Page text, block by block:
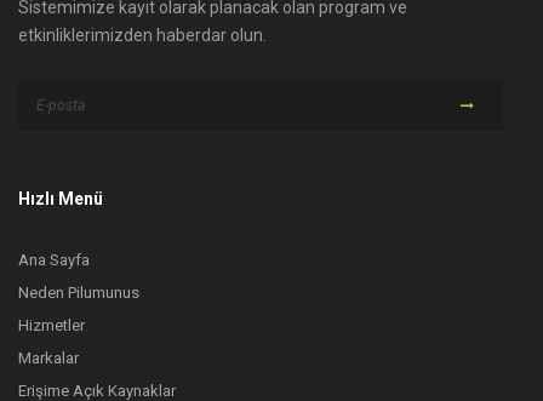
Sistemimize kayıt olarak planacak olan program ve
etkinliklerimizden haberdar olun.
Hızlı Menü
Ana Sayfa
Neden Pilumunus
Hizmetler
Markalar
Erişime Açık Kaynaklar